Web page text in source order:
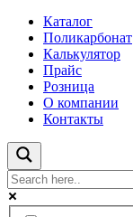
Каталог
Поликарбонат
Калькулятор
Прайс
Розница
О компании
Контакты